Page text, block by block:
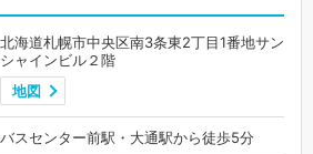
北海道札幌市中央区南3条東2丁目1番地サン
シャインビル２階
地図
バスセンター前駅・大通駅から徒歩5分